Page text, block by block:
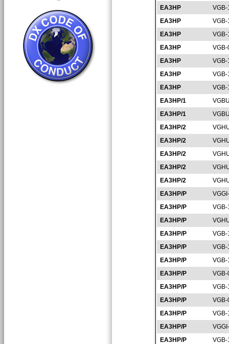
EA3HP
EA3HP
EA3HP
EA3HP
EA3HP
EA3HP
EA3HP
EA3HP/1
EA3HP/1
EA3HP/2
EA3HP/2
EA3HP/2
EA3HP/2
EA3HP/2
EA3HP/P
EA3HP/P
EA3HP/P
EA3HP/P
EA3HP/P
EA3HP/P
EA3HP/P
EA3HP/P
VGB-
EA3HP/P
EA3HP/P
EA3HP/P
EA3HP/P